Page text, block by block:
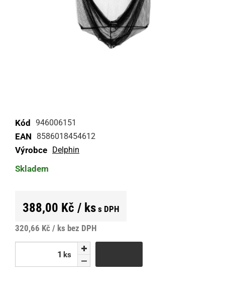
Kód 946006151
EAN 8586018454612
Výrobce Delphin
Skladem
388,00 Kč / ks s DPH
320,66 Kč / ks bez DPH
ks
ks